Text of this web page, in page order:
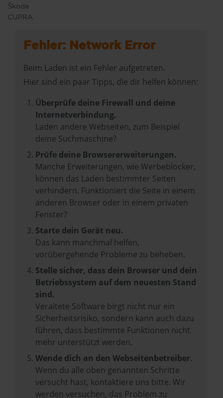
Škoda
CUPRA
Fehler: Network Error
Beim Laden ist ein Fehler aufgetreten.
Hier sind ein paar Tipps, die dir helfen können:
Überprüfe deine Firewall und deine
Internetverbindung.
Laden andere Webseiten, zum Beispiel
deine Suchmaschine?
Prüfe deine Browsererweiterungen.
Manche Erweiterungen, wie Werbeblocker,
können das Laden bestimmter Seiten
verhindern. Funktioniert die Seite in einem
anderen Browser oder in einem privaten
Fenster?
Starte dein Gerät neu.
Das kann manchmal helfen,
vorübergehende Probleme zu beheben.
Stelle sicher, dass dein Browser und dein
Betriebssystem auf dem neuesten Stand
sind.
Veraltete Software birgt nicht nur ein
Sicherheitsrisiko, sondern kann auch dazu
führen, dass bestimmte Funktionen nicht
mehr unterstützt werden.
Wende dich an den Webseitenbetreiber.
Wenn du alle oben genannten Schritte
versucht hast, kontaktiere uns bitte. Wir
werden versuchen, das Problem zu